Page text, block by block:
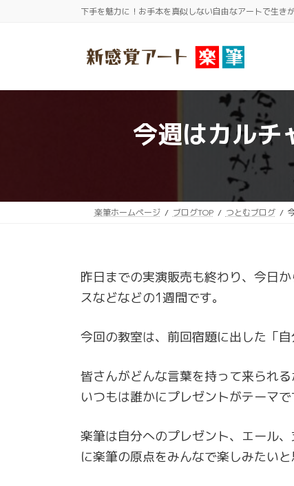
下手を魅力に！お手本を真似しない自由なアートで生き
今週はカルチ
楽筆ホームページ ブログTOP つとむブログ
昨日までの実演販売も終わり、今日
スなどなどの1週間です。
今回の教室は、前回宿題に出した「
皆さんがどんな言葉を持って来られ
いつもは誰かにプレゼントがテーマ
楽筆は自分へのプレゼント、エール
に楽筆の原点をみんなで楽しみたい